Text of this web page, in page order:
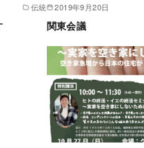
伝統 2019年9月20日
関東会議